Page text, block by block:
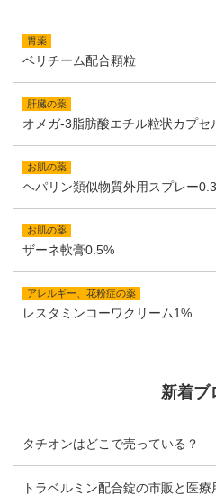
胃薬
ベリチーム配合顆粒
肝臓の薬
オメガ-3脂肪酸エチル粒状カプセ
お肌の薬
ヘパリン類似物質外用スプレー
お肌の薬
ザーネ軟膏0.5%
アレルギー、花粉症の薬
レスタミンコーワクリーム1%
新着ブ
タチオンはどこで売っている？
トラベルミン配合錠の市販と医療